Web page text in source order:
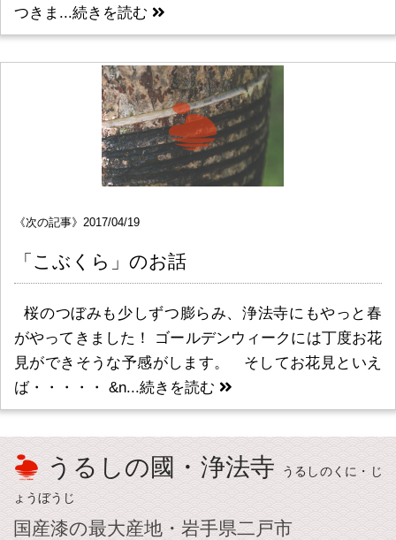
つきま...続きを読む
《次の記事》2017/04/19
「こぶくら」のお話
桜のつぼみも少しずつ膨らみ、浄法寺にもやっと春
がやってきました！ ゴールデンウィークには丁度お花
見ができそうな予感がします。 そしてお花見といえ
ば・・・・・ &n...続きを読む
うるしの國・浄法寺
うるしのくに・じ
ょうぼうじ
国産漆の最大産地・岩手県二戸市